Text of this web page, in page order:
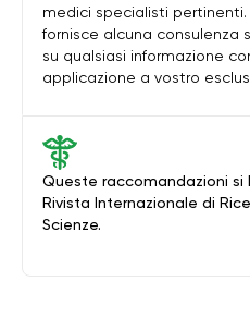
Queste raccomandazioni si
Rivista Internazionale di
Scienze.
medici specialisti
fornisce alcuna consulenza
su qualsiasi informazione
applicazione a vostro